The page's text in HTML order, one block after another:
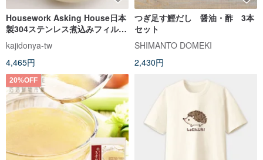
Housework Asking House日本
製304ステンレス煮込みフィルタ
ーメッシュ（2層メッシュ/ 200メ
ッシュ）
kajidonya-tw
4,465円
つぎ足す鰹だし 醤油・酢 3本
セット
SHIMANTO DOMEKI
2,430円
20%OFF